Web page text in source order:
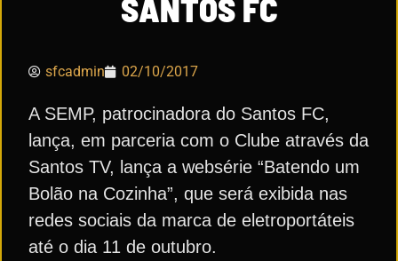
SANTOS FC
sfcadmin 02/10/2017
A SEMP, patrocinadora do Santos FC,
lança, em parceria com o Clube através da
Santos TV, lança a websérie “Batendo um
Bolão na Cozinha”, que será exibida nas
redes sociais da marca de eletroportáteis
até o dia 11 de outubro.